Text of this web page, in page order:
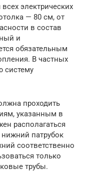
электрических
— 80 см, от
в состав
и
обязательным
В частных
систему
проходить
указанным в
располагаться
патрубок
соответственно
только
трубы.